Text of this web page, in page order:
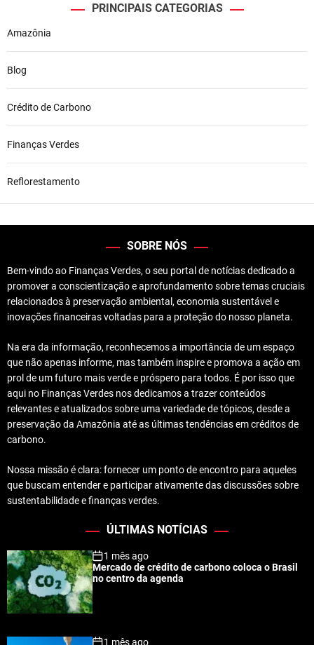
PRINCIPAIS CATEGORIAS
Amazônia
Blog
Crédito de Carbono
Finanças Verdes
Reflorestamento
SOBRE NÓS
Bem-vindo ao Finanças Verdes, o seu portal de notícias dedicado a
promover a conscientização e aprofundamento sobre temas cruciais
relacionados à preservação ambiental, economia sustentável e
inovações financeiras voltadas para a proteção do nosso planeta.
Na era da informação, reconhecemos a importância de um espaço
que não apenas informe, mas também inspire e promova a ação em
prol de um futuro mais verde e próspero para todos. É por isso que
aqui no Finanças Verdes nos dedicamos a trazer conteúdos
relevantes e atualizados sobre uma variedade de tópicos, desde a
preservação da Amazônia até as últimas tendências em créditos de
carbono.
Nossa missão é clara: fornecer um ponto de encontro para aqueles
que buscam entender e participar ativamente das discussões sobre
sustentabilidade e finanças verdes.
ÚLTIMAS NOTÍCIAS
1 mês ago
Mercado de crédito de carbono coloca o Brasil
no centro da agenda
1 mês ago